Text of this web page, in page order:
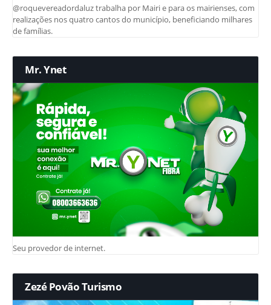
@roquevereadordaluz trabalha por Mairi e para os mairienses, com
realizações nos quatro cantos do município, beneficiando milhares
de famílias.
Mr. Ynet
Seu provedor de internet.
Zezé Povão Turismo